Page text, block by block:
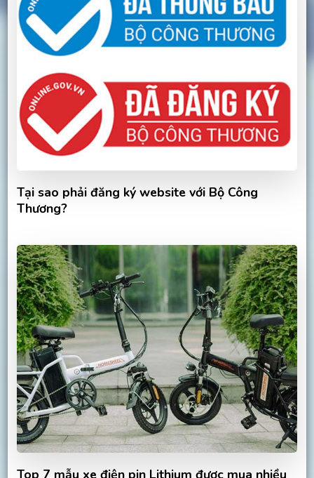
Tại sao phải đăng ký website với Bộ Công
Thương?
Top 7 mẫu xe điện pin Lithium được mua nhiều